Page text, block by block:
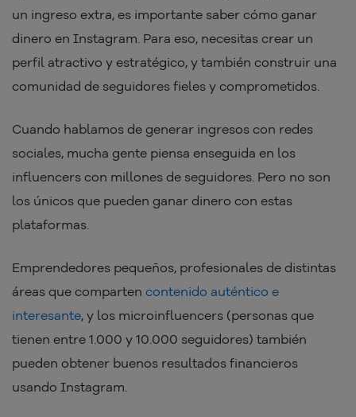
un ingreso extra, es importante saber cómo ganar
dinero en Instagram. Para eso, necesitas crear un
perfil atractivo y estratégico, y también construir una
comunidad de seguidores fieles y comprometidos.
Cuando hablamos de generar ingresos con redes
sociales, mucha gente piensa enseguida en los
influencers con millones de seguidores. Pero no son
los únicos que pueden ganar dinero con estas
plataformas.
Emprendedores pequeños, profesionales de distintas
áreas que comparten contenido auténtico e
interesante, y los microinfluencers (personas que
tienen entre 1.000 y 10.000 seguidores) también
pueden obtener buenos resultados financieros
usando Instagram.